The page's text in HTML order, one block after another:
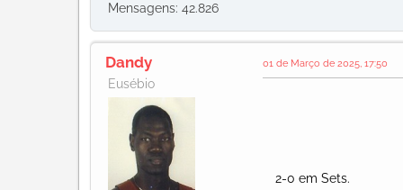
Mensagens: 42.826
Dandy
Eusébio
01 de Março de 2025, 17:50
2-0 em Sets.